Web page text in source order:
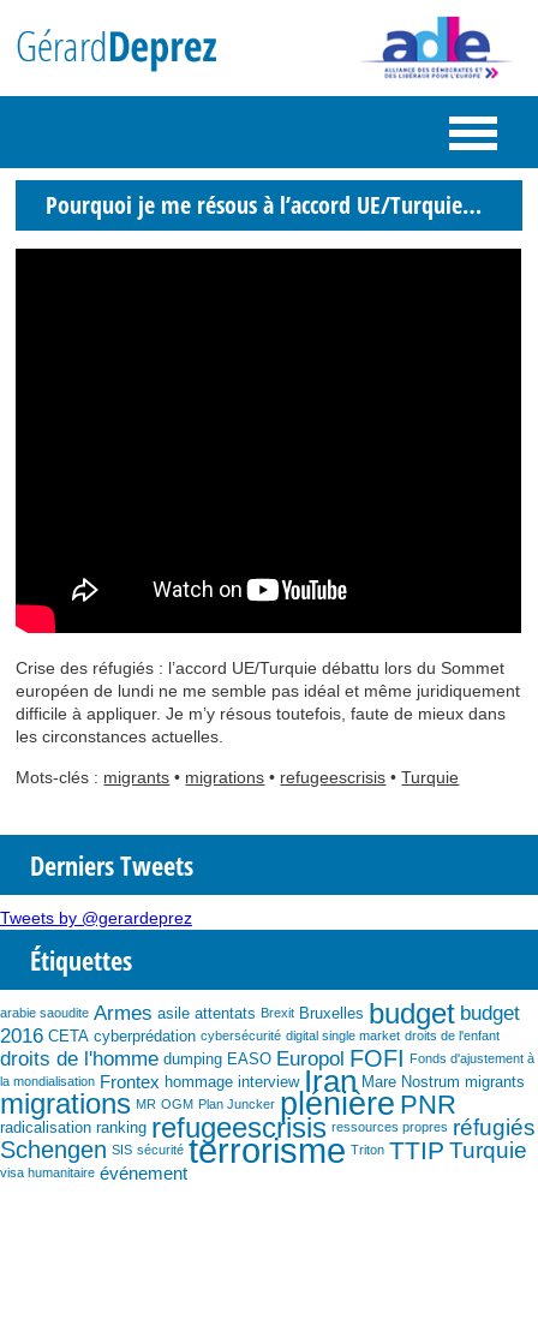
Pourquoi je me résous à l’accord UE/Turquie…
Crise des réfugiés : l’accord UE/Turquie débattu lors du Sommet
européen de lundi ne me semble pas idéal et même juridiquement
difficile à appliquer. Je m’y résous toutefois, faute de mieux dans
les circonstances actuelles.
Mots-clés : migrants • migrations • refugeescrisis •Turquie
Derniers Tweets
Tweets by @gerardeprez
Étiquettes
arabie saoudite Armes asile attentats Brexit Bruxelles budget budget
2016 CETA cyberprédation cybersécurité digital single market droits de l'enfant
droits de l'homme dumping EASO Europol FOFI Fonds d'ajustement à
la mondialisation Frontex hommage interview Iran Mare Nostrum migrants
migrations MR OGM Plan Juncker plénière PNR
radicalisation ranking refugeescrisis ressources propres réfugiés
Schengen SIS sécurité terrorisme Triton TTIP Turquie
visa humanitaire événement